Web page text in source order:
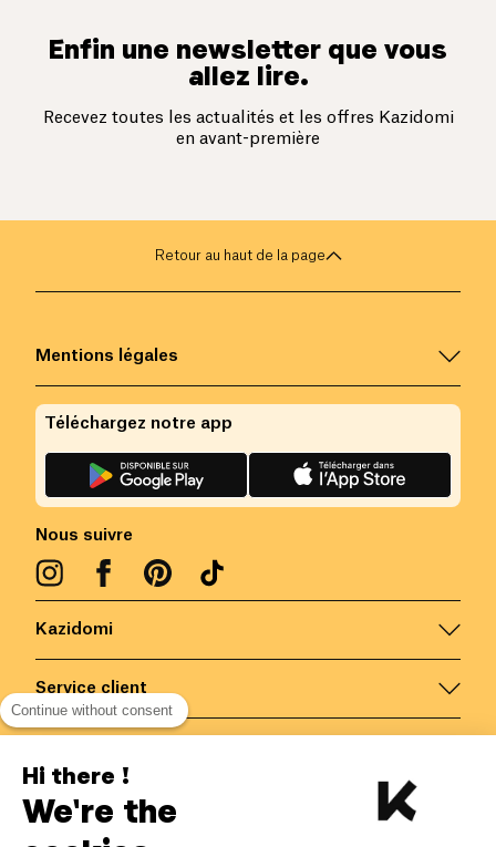
Enfin une newsletter que vous
allez lire.
Recevez toutes les actualités et les offres Kazidomi
en avant-première
Retour au haut de la page
Kazidomi
Service client
Mentions légales
Nous suivre
Téléchargez notre app
Belgique/FR
Continue without consent
Hi there !
We're the